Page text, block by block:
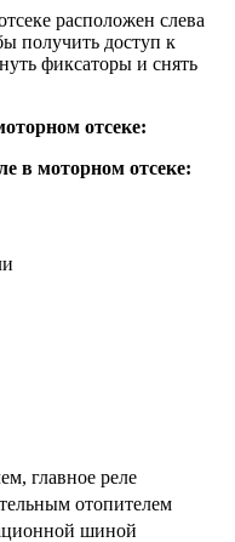
расположен слева
получить доступ к
фиксаторы и снять
отсеке:
в моторном отсеке:
главное реле
отопителем
шиной